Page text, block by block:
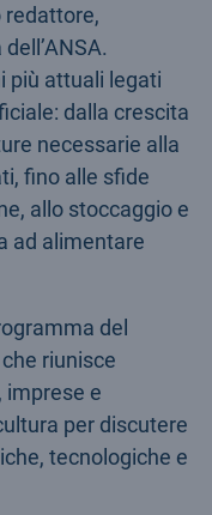
redattore,
più attuali legati
dalla crescita
necessarie alla
fino alle sfide
allo stoccaggio e
ad alimentare
del
riunisce
imprese e
per discutere
tecnologiche e